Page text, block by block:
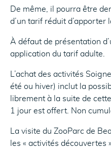
De même, il pourra être
d’un tarif réduit d’apporter
À défaut de présentation
application du tarif adulte.
L’achat des activités
été ou hiver) inclut la
librement à la suite de
1 jour est offert. Non
La visite du ZooParc de
les « activités découvertes